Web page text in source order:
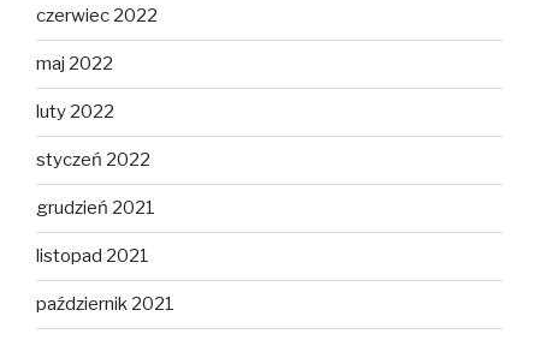
czerwiec 2022
maj 2022
luty 2022
styczeń 2022
grudzień 2021
listopad 2021
październik 2021